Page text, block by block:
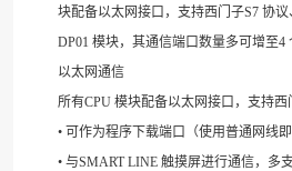
块配备以太网接口，支持西门子S7 协
DP01 模块，其通信端口数量多可增至
以太网通信
所有CPU 模块配备以太网接口，支持西
• 可作为程序下载端口（使用普通网线即
• 与SMART LINE 触摸屏进行通信，多